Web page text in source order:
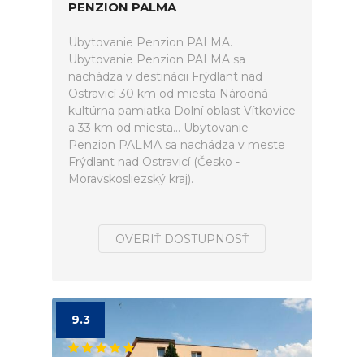
PENZION PALMA
Ubytovanie Penzion PALMA.
Ubytovanie Penzion PALMA sa
nachádza v destinácii Frýdlant nad
Ostravicí 30 km od miesta Národná
kultúrna pamiatka Dolní oblast Vítkovice
a 33 km od miesta... Ubytovanie
Penzion PALMA sa nachádza v meste
Frýdlant nad Ostravicí (Česko -
Moravskosliezský kraj).
OVERIŤ DOSTUPNOSŤ
9.3